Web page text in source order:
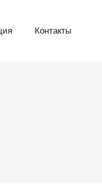
Контакты